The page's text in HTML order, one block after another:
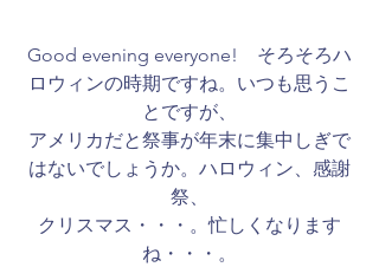
Good evening everyone!　そろそろハ
ロウィンの時期ですね。いつも思うこ
とですが、
アメリカだと祭事が年末に集中しぎで
はないでしょうか。ハロウィン、感謝
祭、
クリスマス・・・。忙しくなります
ね・・・。